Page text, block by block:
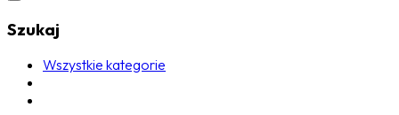
Szukaj
Wszystkie kategorie